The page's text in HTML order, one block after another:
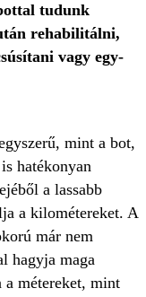
tudunk
rehabilitálni,
vagy egy-
mint a bot,
hatékonyan
a lassabb
a kilométereket. A
már nem
hagyja maga
a métereket, mint